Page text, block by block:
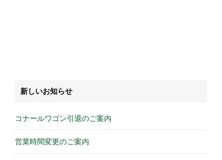
新しいお知らせ
コナールワゴン引退のご案内
営業時間変更のご案内